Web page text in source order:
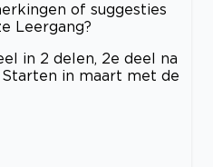
of suggesties
Leergang?
in 2 delen, 2e deel na
in maart met de